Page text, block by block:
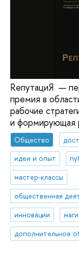
RепутациЯ —
премия в
рабочие
и формирующая
Общество
идеи и опыт
мастер-классы
общественная
инновации
дополнительное